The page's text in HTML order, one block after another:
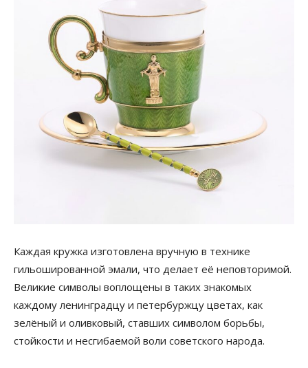
Каждая кружка изготовлена вручную в технике
гильошированной эмали, что делает её неповторимой.
Великие символы воплощены в таких знакомых
каждому ленинградцу и петербуржцу цветах, как
зелёный и оливковый, ставших символом борьбы,
стойкости и несгибаемой воли советского народа.